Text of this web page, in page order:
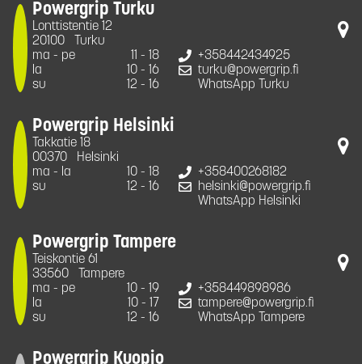
Powergrip Turku
Lonttistentie 12
20100
Turku
ma - pe
11 - 18
la
10 - 16
su
12 - 16
+358442434925
turku@powergrip.fi
WhatsApp Turku
Powergrip Helsinki
Takkatie 18
00370
Helsinki
ma - la
10 - 18
su
12 - 16
+358400268182
helsinki@powergrip.fi
WhatsApp Helsinki
Powergrip Tampere
Teiskontie 61
33560
Tampere
ma - pe
10 - 19
la
10 - 17
su
12 - 16
+358449898986
tampere@powergrip.fi
WhatsApp Tampere
Powergrip Kuopio